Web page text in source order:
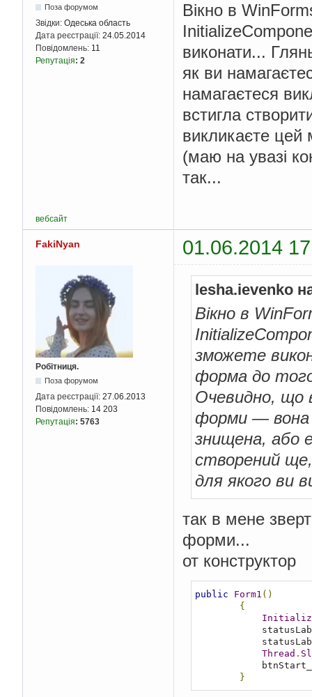
Поза форумом
Звідки: Одеська область
Дата реєстрації: 24.05.2014
Повідомлень: 11
Репутація: 2
Вікно в WinForms
виконати...
як ви
намагаєтеся
встигла
викликаєте
(маю на увазі
так...
вебсайт
FakiNyan 01.06.2014
Робітниця.
Поза форумом
Дата реєстрації: 27.06.2013
Повідомлень: 14 203
Репутація: 5763
lesha.ievenko
Вікно в
зможете
форма до
Очевидно, що
форми — вона
знищена, або
створений ще,
для якого ви
так в мене
форми...
от конструктор
public Form1 ()
{
Thread .
}